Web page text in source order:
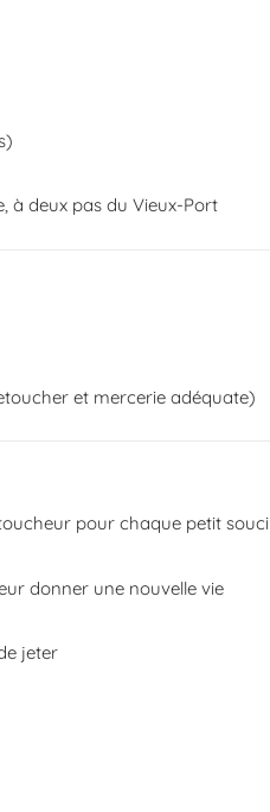
à deux pas du Vieux-Port
et mercerie adéquate)
pour chaque petit souci
donner une nouvelle vie
jeter